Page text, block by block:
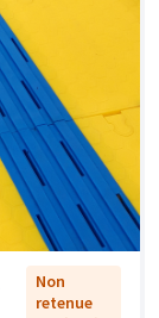
Non
retenue